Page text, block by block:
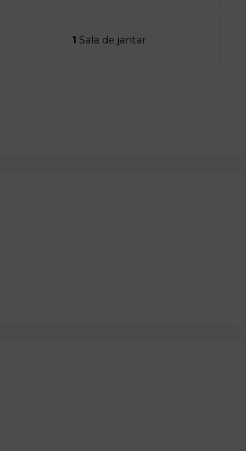
1 Sala de jantar